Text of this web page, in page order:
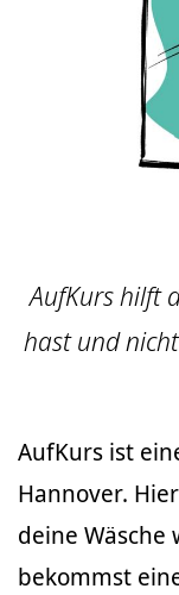
AufKurs hilft
hast und
AufKurs ist
Hannover.
deine Wäsche
bekommst